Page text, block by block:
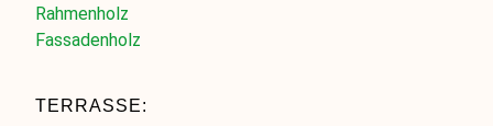
Rahmenholz
Fassadenholz
TERRASSE: